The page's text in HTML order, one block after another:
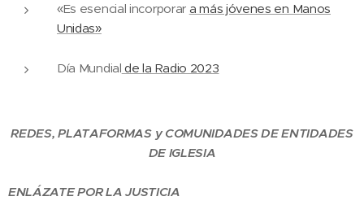
«Es esencial incorporar a más jóvenes en Manos
Unidas»
Día Mundial de la Radio 2023
REDES, PLATAFORMAS y COMUNIDADES DE ENTIDADES
DE IGLESIA
ENLÁZATE POR LA JUSTICIA